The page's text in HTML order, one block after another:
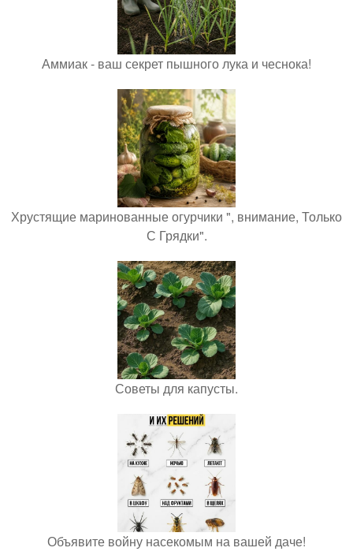
Аммиак - ваш секрет пышного лука и чеснока!
Хрустящие маринованные огурчики ", внимание, Только
С Грядки".
Советы для капусты.
Объявите войну насекомым на вашей даче!